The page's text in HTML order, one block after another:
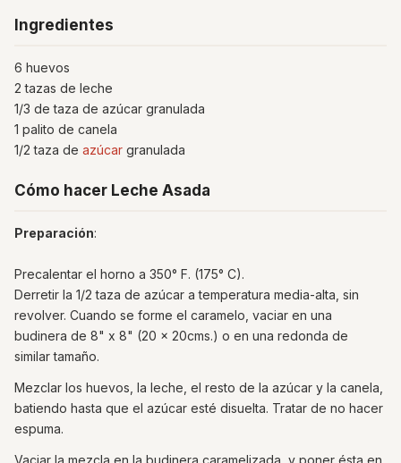
Ingredientes
6 huevos
2 tazas de leche
1/3 de taza de azúcar granulada
1 palito de canela
1/2 taza de azúcar granulada
Cómo hacer Leche Asada
Preparación:
Precalentar el horno a 350° F. (175° C).
Derretir la 1/2 taza de azúcar a temperatura media-alta, sin
revolver. Cuando se forme el caramelo, vaciar en una
budinera de 8" x 8" (20 x 20cms.) o en una redonda de
similar tamaño.
Mezclar los huevos, la leche, el resto de la azúcar y la canela,
batiendo hasta que el azúcar esté disuelta. Tratar de no hacer
espuma.
Vaciar la mezcla en la budinera caramelizada, y poner ésta en